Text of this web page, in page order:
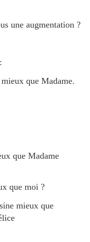
une augmentation ?
que Madame.
que Madame
que moi ?
mieux que